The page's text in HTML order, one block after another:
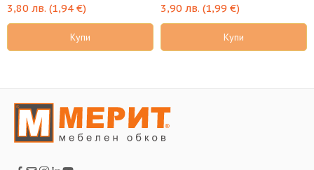
3,80 лв. (1,94 €)
Купи
3,90 лв. (1,99 €)
Купи